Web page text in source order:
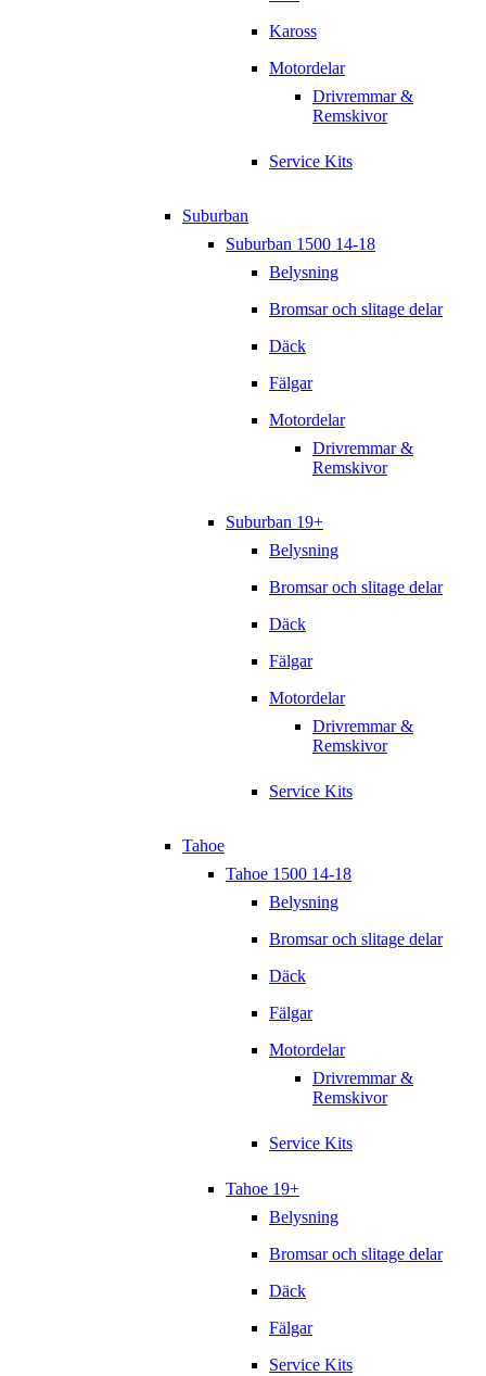
Kaross
Motordelar
Drivremmar &
Remskivor
Service Kits
Suburban
Suburban 1500 14-18
Belysning
Bromsar och slitage delar
Däck
Fälgar
Motordelar
Drivremmar &
Remskivor
Suburban 19+
Belysning
Bromsar och slitage delar
Däck
Fälgar
Motordelar
Drivremmar &
Remskivor
Service Kits
Tahoe
Tahoe 1500 14-18
Belysning
Bromsar och slitage delar
Däck
Fälgar
Motordelar
Drivremmar &
Remskivor
Service Kits
Tahoe 19+
Belysning
Bromsar och slitage delar
Däck
Fälgar
Service Kits